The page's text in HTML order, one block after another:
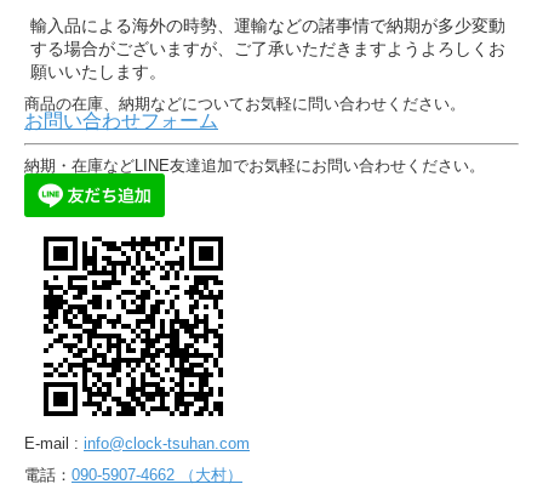
輸入品による海外の時勢、運輸などの諸事情で納期が多少変動
する場合がございますが、ご了承いただきますようよろしくお
願いいたします。
商品の在庫、納期などについてお気軽に問い合わせください。
お問い合わせフォーム
納期・在庫などLINE友達追加でお気軽にお問い合わせください。
E-mail : info@clock-tsuhan.com
電話： 090-5907-4662 （大村）